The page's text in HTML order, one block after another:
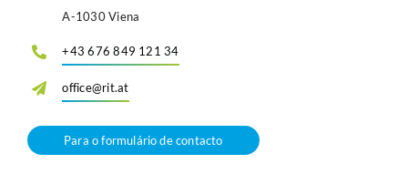
A-1030 Viena
+43 676 849 121 34
office@rit.at
Para o formulário de contacto